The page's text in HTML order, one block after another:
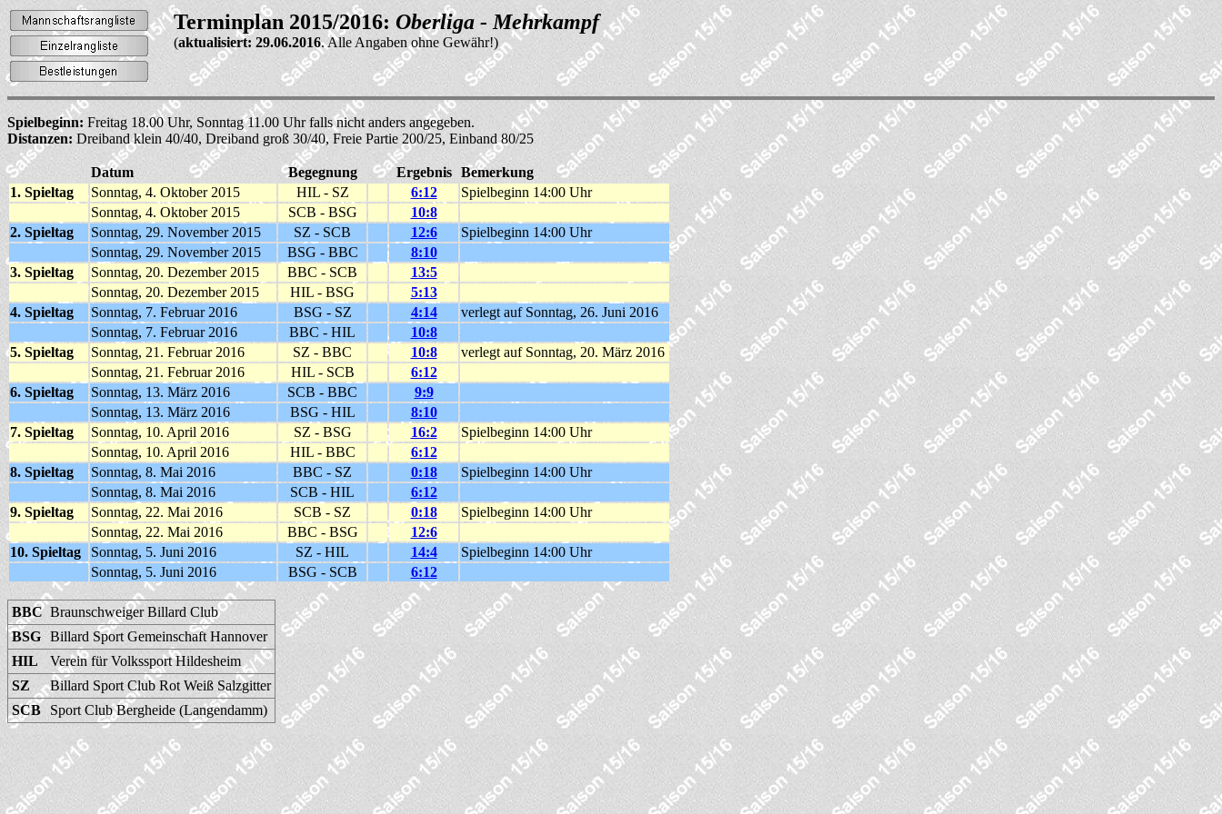
Terminplan 2015/2016: Oberliga - Mehrkampf
(aktualisiert: 29.06.2016. Alle Angaben ohne Gewähr!)
Spielbeginn: Freitag 18.00 Uhr, Sonntag 11.00 Uhr falls nicht anders angegeben.
Distanzen: Dreiband klein 40/40, Dreiband groß 30/40, Freie Partie 200/25, Einband 80/25
Datum Begegnung Ergebnis
Bemerkung
1. Spieltag
Sonntag, 4. Oktober 2015 HIL - SZ 6:12
Spielbeginn 14:00 Uhr
Sonntag, 4. Oktober 2015
SCB - BSG
10:8
2. Spieltag
Sonntag, 29. November 2015 SZ - SCB 12:6
Spielbeginn 14:00 Uhr
Sonntag, 29. November 2015
BSG - BBC
8:10
3. Spieltag
Sonntag, 20. Dezember 2015 BBC - SCB
13:5
Sonntag, 20. Dezember 2015
HIL - BSG
5:13
4. Spieltag
Sonntag, 7. Februar 2016 BSG - SZ 4:14
verlegt auf Sonntag, 26. Juni 2016
Sonntag, 7. Februar 2016
BBC - HIL
10:8
5. Spieltag
Sonntag, 21. Februar 2016 SZ - BBC 10:8
verlegt auf Sonntag, 20. März 2016
Sonntag, 21. Februar 2016
HIL - SCB
6:12
6. Spieltag
Sonntag, 13. März 2016 SCB - BBC
9:9
Sonntag, 13. März 2016
BSG - HIL
8:10
7. Spieltag
Sonntag, 10. April 2016 SZ - BSG 16:2
Spielbeginn 14:00 Uhr
Sonntag, 10. April 2016
HIL - BBC
6:12
8. Spieltag
Sonntag, 8. Mai 2016 BBC - SZ 0:18
Spielbeginn 14:00 Uhr
Sonntag, 8. Mai 2016
SCB - HIL
6:12
9. Spieltag
Sonntag, 22. Mai 2016 SCB - SZ 0:18
Spielbeginn 14:00 Uhr
Sonntag, 22. Mai 2016
BBC - BSG
12:6
10. Spieltag
Sonntag, 5. Juni 2016 SZ - HIL 14:4
Spielbeginn 14:00 Uhr
Sonntag, 5. Juni 2016
BSG - SCB 6:12
BBC Braunschweiger Billard Club
BSG Billard Sport Gemeinschaft Hannover
HIL
Verein für Volkssport Hildesheim
SZ
Billard Sport Club Rot Weiß Salzgitter
SCB
Sport Club Bergheide (Langendamm)